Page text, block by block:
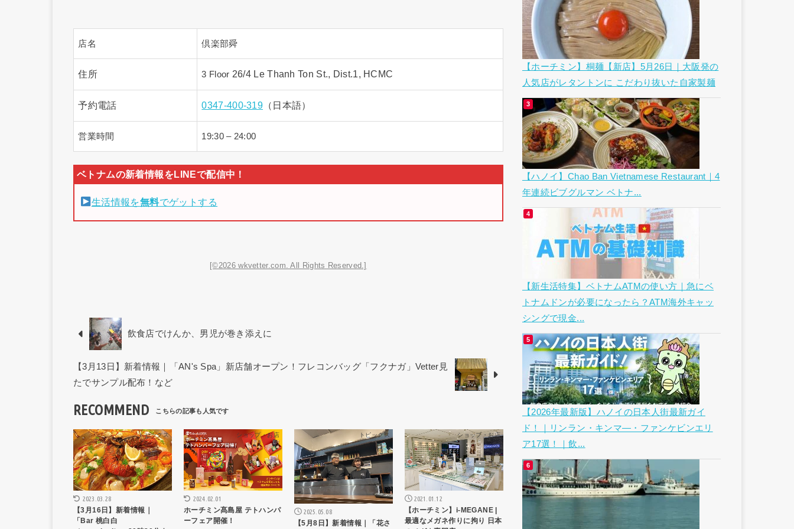
店名 倶楽部舜
住所 3 Floor 26/4 Le Thanh Ton St., Dist.1, HCMC
予約電話 0347-400-319 （日本語）
営業時間 19:30 – 24:00
生活情報を無料でゲットする
[©2026 wkvetter.com. All Rights Reserved.]
飲食店でけんか、男児が巻き添えに
【3月13日】新着情報｜「AN's Spa」新店舗オープン！フレコンバッグ「フクナガ」Vetter見
たでサンプル配布！など
RECOMMEND
トピックス
2023.03.28
【3月16日】新着情報｜
「Bar 桃白白
ショップ・お店
2024.02.01
ホーチミン髙島屋 テトハンパ
ーフェア開催！
トピックス
2025.05.08
【5月8日】新着情報｜「花さ
ショップ・お店
2021.01.12
【ホーチミン】i-MEGANE |
最適なメガネ作りに拘り 日本
【ホーチミン】桐麺【新店】5月26日｜大阪発の
人気店がレタントンに こだわり抜いた自家製麺
【ハノイ】Chao Ban Vietnamese Restaurant｜4
年連続ビブグルマン ベトナ...
【新生活特集】ベトナムATMの使い方｜急にベ
トナムドンが必要になったら？ATM海外キャッ
シングで現金...
【2026年最新版】ハノイの日本人街最新ガイ
ド！｜リンラン・キンマ―・ファンケビンエリ
ア17選！｜飲...